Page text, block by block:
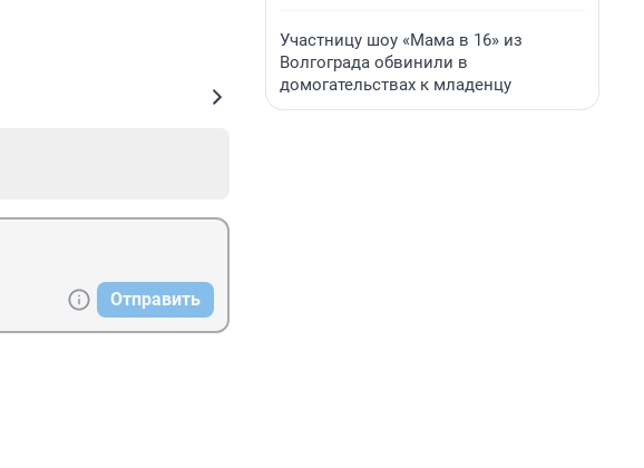
Отправить
Участницу шоу «Мама в 16» из
Волгограда обвинили в
домогательствах к младенцу